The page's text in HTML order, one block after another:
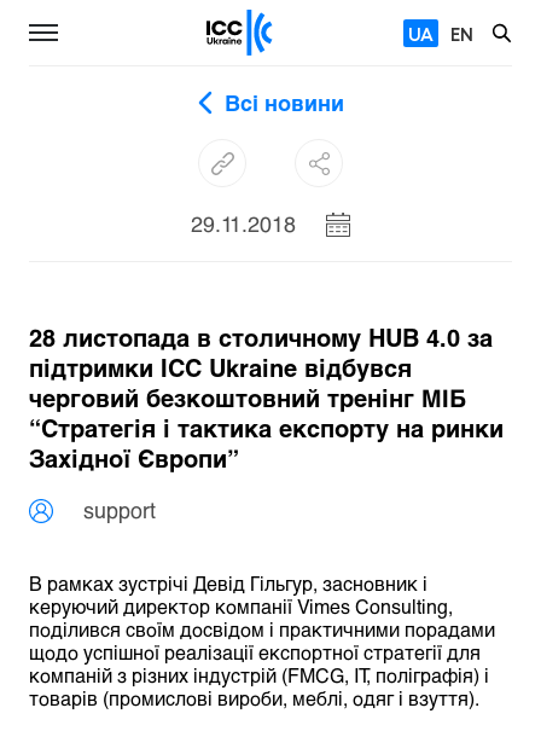
UA EN
Всі новини
29.11.2018
28 листопада в столичному HUB 4.0 за
підтримки ICC Ukraine відбувся
черговий безкоштовний тренінг МІБ
“Стратегія і тактика експорту на ринки
Західної Європи”
support
В рамках зустрічі Девід Гільгур, засновник і
керуючий директор компанії Vimes Consulting,
поділився своїм досвідом і практичними порадами
щодо успішної реалізації експортної стратегії для
компаній з різних індустрій (FMCG, IT, поліграфія) і
товарів (промислові вироби, меблі, одяг і взуття).